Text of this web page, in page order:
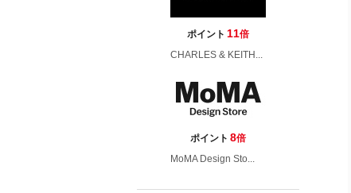
ポイント 11倍
CHARLES & KEITH...
ポイント 8倍
MoMA Design Sto...